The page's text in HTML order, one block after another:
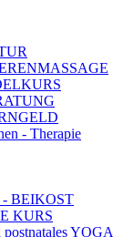
- Therapie
BEIKOST
KURS
postnatales YOGA